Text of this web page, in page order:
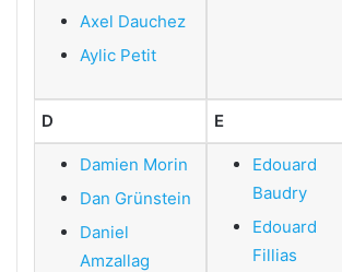
Axel Dauchez
Aylic Petit
D E
Damien Morin
Dan Grünstein
Daniel
Amzallag
Edouard
Baudry
Edouard
Fillias